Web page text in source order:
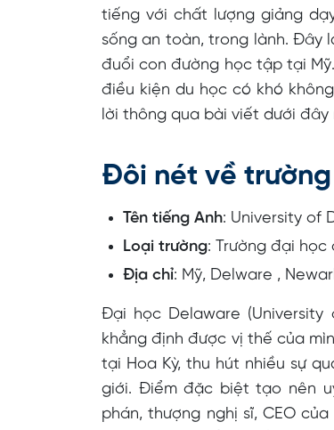
tiếng với chất lượng giảng
sống an toàn, trong lành. Đây
đuổi con đường học tập tại
điều kiện du học có khó
lời thông qua bài viết dưới đây
Đôi nét về
Tên tiếng Anh: University of
Loại trường: Trường đại học
Địa chỉ: Mỹ, Delware ,
Đại học Delaware (University
khẳng định được vị thế của
tại Hoa Kỳ, thu hút nhiều sự
giới. Điểm đặc biệt tạo nên
phán, thượng nghị sĩ, CEO